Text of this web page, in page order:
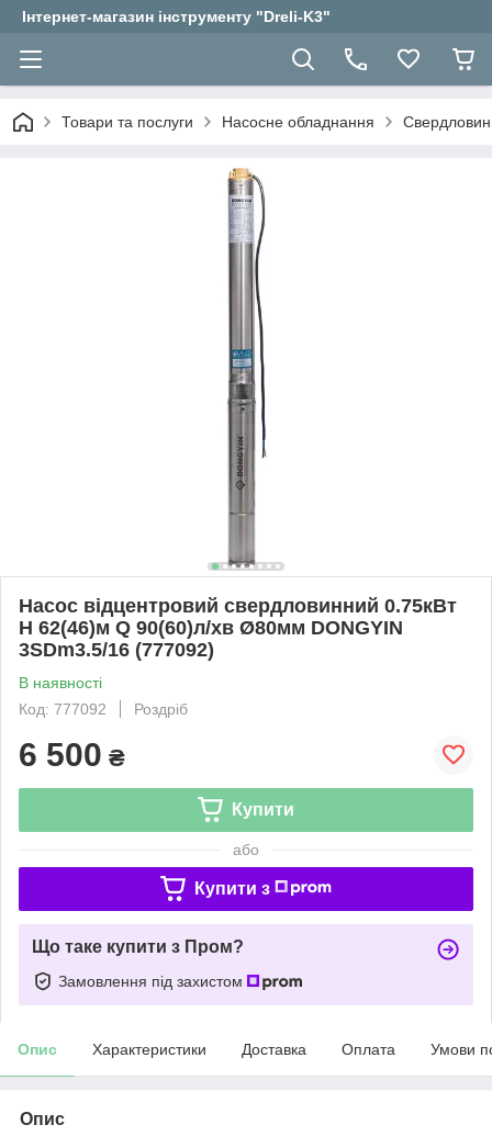
Інтернет-магазин інструменту "Dreli-K3"
Товари та послуги Насосне обладнання
Насос відцентровий свердловинний 0.75кВт
H 62(46)м Q 90(60)л/хв Ø80мм DONGYIN
3SDm3.5/16 (777092)
В наявності
Код: 777092
Роздріб
6 500 ₴
Купити
або
Купити з
Що таке купити з Пром?
Замовлення під захистом
Опис Характеристики Доставка Оплата Умови
Опис